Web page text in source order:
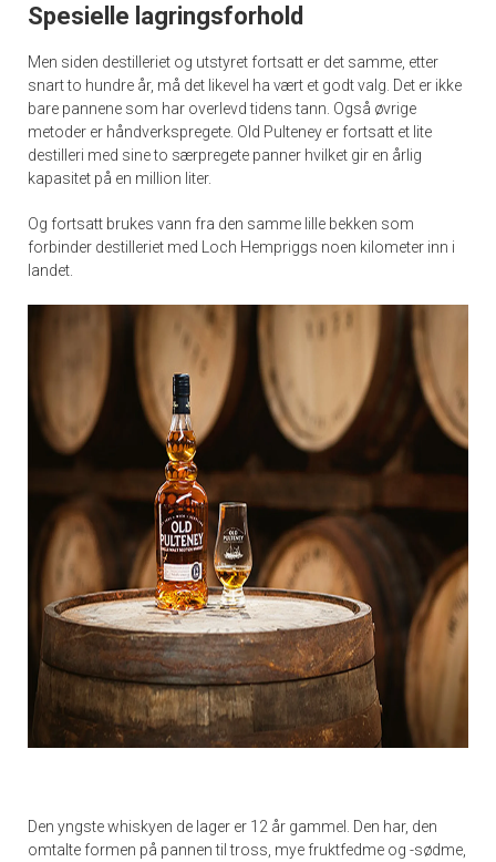
Spesielle lagringsforhold
Men siden destilleriet og utstyret fortsatt er det samme, etter
snart to hundre år, må det likevel ha vært et godt valg. Det er ikke
bare pannene som har overlevd tidens tann. Også øvrige
metoder er håndverkspregete. Old Pulteney er fortsatt et lite
destilleri med sine to særpregete panner hvilket gir en årlig
kapasitet på en million liter.
Og fortsatt brukes vann fra den samme lille bekken som
forbinder destilleriet med Loch Hempriggs noen kilometer inn i
landet.
Den yngste whiskyen de lager er 12 år gammel. Den har, den
omtalte formen på pannen til tross, mye fruktfedme og -sødme,